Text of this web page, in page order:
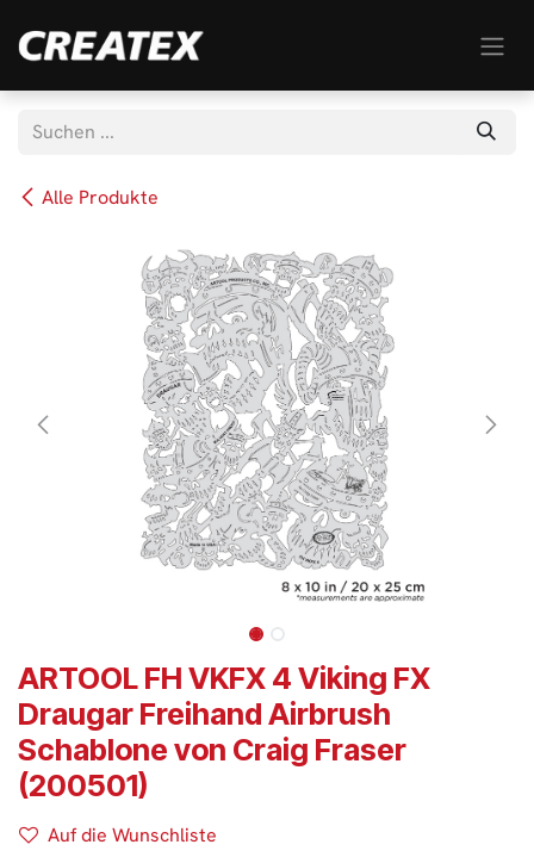
Alle Produkte
ARTOOL FH VKFX 4 Viking FX
Draugar Freihand Airbrush
Schablone von Craig Fraser
(200501)
Auf die Wunschliste